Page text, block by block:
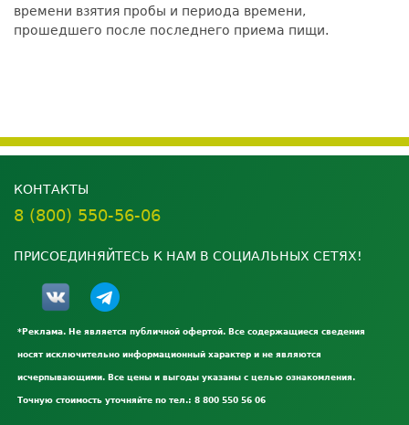
времени взятия пробы и периода времени,
прошедшего после последнего приема пищи.
КОНТАКТЫ
8 (800) 550-56-06
ПРИСОЕДИНЯЙТЕСЬ К НАМ В СОЦИАЛЬНЫХ СЕТЯХ!
*Реклама. Не является публичной офертой. Все содержащиеся сведения
носят исключительно информационный характер и не являются
исчерпывающими. Все цены и выгоды указаны с целью ознакомления.
Точную стоимость уточняйте по тел.: 8 800 550 56 06